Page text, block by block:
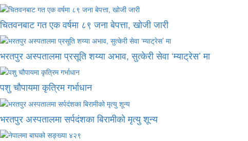
चितवनबाट गत एक वर्षमा ८९ जना बेपत्ता, खोजी जारी
भरतपुर अस्पतालमा प्रसूति शय्या अभाव, सुत्केरी सेवा ‘म्याट्रेस’ मा
पशु चौपायमा कृत्रिम गर्भाधान
भरतपुर अस्पतालमा सर्पदंशका बिरामीको मृत्यु शून्य